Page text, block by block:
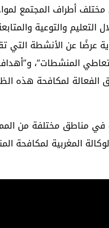
أطراف المجتمع
والتوعية
عرضًا عن الأنشطة التي
المنشطات”،
لمكافحة هذه
مناطق مختلفة من
المغربية لمكافحة